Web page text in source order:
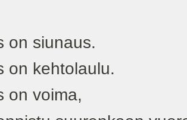
on siunaus.
on kehtolaulu.
on voima,